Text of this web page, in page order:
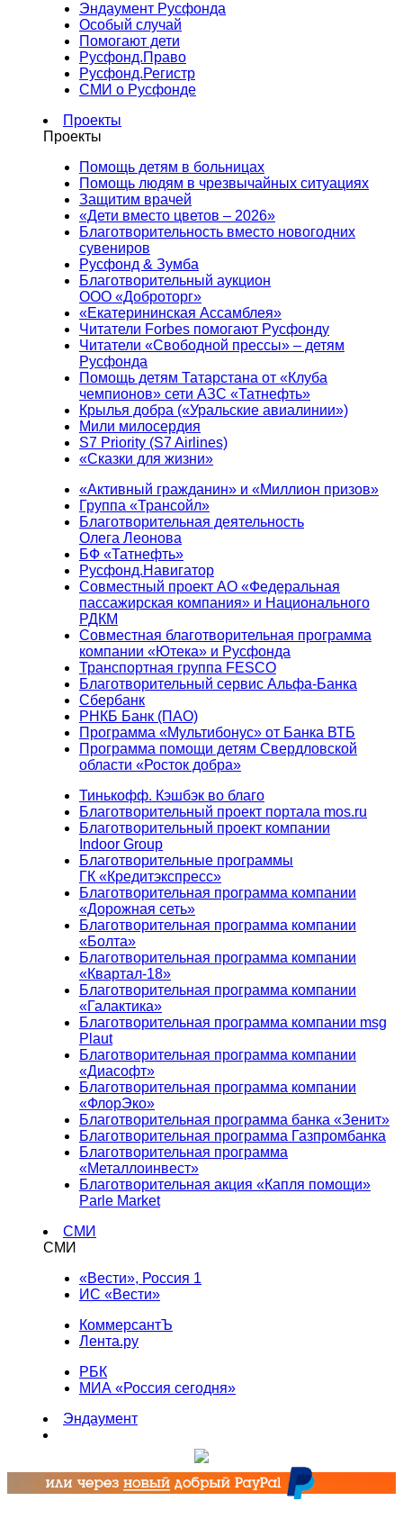
Эндаумент Русфонда
Особый случай
Помогают дети
Русфонд.Право
Русфонд.Регистр
СМИ о Русфонде
Проекты
Проекты
Помощь детям в больницах
Помощь людям в чрезвычайных ситуациях
Защитим врачей
«Дети вместо цветов – 2026»
Благотворительность вместо новогодних
сувениров
Русфонд & Зумба
Благотворительный аукцион
ООО «Доброторг»
«Екатерининская Ассамблея»
Читатели Forbes помогают Русфонду
Читатели «Свободной прессы» – детям
Русфонда
Помощь детям Татарстана от «Клуба
чемпионов» сети АЗС «Татнефть»
Крылья добра («Уральские авиалинии»)
Мили милосердия
S7 Priority (S7 Airlines)
«Сказки для жизни»
«Активный гражданин» и «Миллион призов»
Группа «Трансойл»
Благотворительная деятельность
Олега Леонова
БФ «Татнефть»
Русфонд.Навигатор
Совместный проект АО «Федеральная
пассажирская компания» и Национального
РДКМ
Совместная благотворительная программа
компании «Ютека» и Русфонда
Транспортная группа FESCO
Благотворительный сервис Альфа-Банка
Сбербанк
РНКБ Банк (ПАО)
Программа «Мультибонус» от Банка ВТБ
Программа помощи детям Свердловской
области «Росток добра»
Тинькофф. Кэшбэк во благо
Благотворительный проект портала mos.ru
Благотворительный проект компании
Indoor Group
Благотворительные программы
ГК «Кредитэкспресс»
Благотворительная программа компании
«Дорожная сеть»
Благотворительная программа компании
«Болта»
Благотворительная программа компании
«Квартал-18»
Благотворительная программа компании
«Галактика»
Благотворительная программа компании msg
Plaut
Благотворительная программа компании
«Диасофт»
Благотворительная программа компании
«ФлорЭко»
Благотворительная программа банка «Зенит»
Благотворительная программа Газпромбанка
Благотворительная программа
«Металлоинвест»
Благотворительная акция «Капля помощи»
Parle Market
СМИ
СМИ
«Вести», Россия 1
ИС «Вести»
КоммерсантЪ
Лента.ру
РБК
МИА «Россия сегодня»
Эндаумент